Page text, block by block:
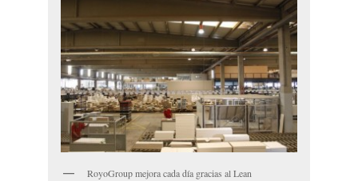
RoyoGroup mejora cada día gracias al Lean